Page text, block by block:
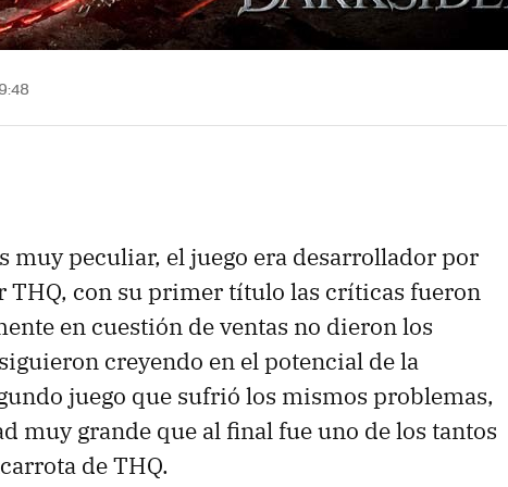
muy peculiar, el juego era desarrollador por
THQ, con su primer título las críticas fueron
en cuestión de ventas no dieron los
creyendo en el potencial de la
juego que sufrió los mismos problemas,
muy grande que al final fue uno de los tantos
de THQ.